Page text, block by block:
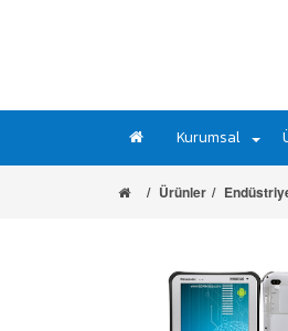
Kurumsal
Ürünler